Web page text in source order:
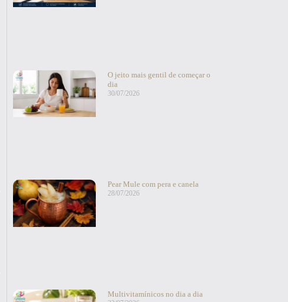
O jeito mais gentil de começar o
dia
30/07/2026
Pear Mule com pera e canela
28/07/2026
Multivitamínicos no dia a dia